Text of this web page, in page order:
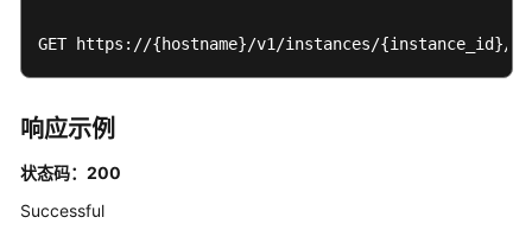
户
户
关
GET https://{hostname}/v1/instances/{instance_id}/
响应示例
状态码：200
Successful